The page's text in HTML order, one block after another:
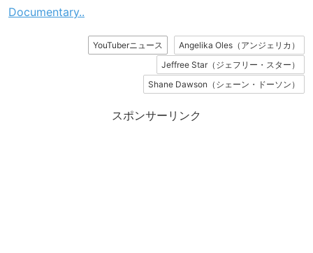
Documentary..
YouTuberニュース
Angelika Oles（アンジェリカ）
Jeffree Star（ジェフリー・スター）
Shane Dawson（シェーン・ドーソン）
スポンサーリンク